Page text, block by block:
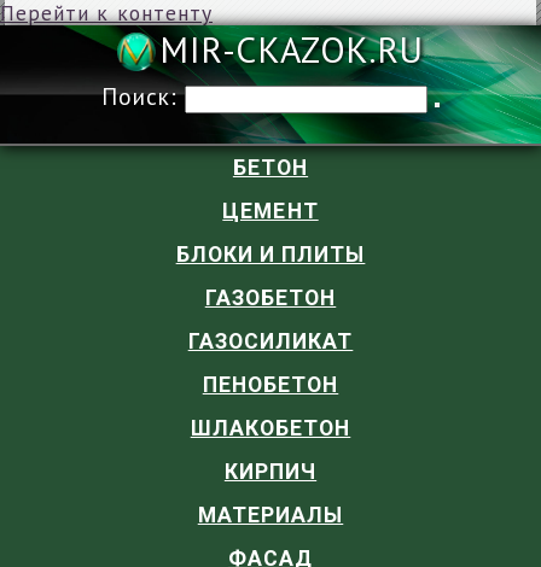
Перейти к контенту
MIR-
Поиск:
БЕТОН
ЦЕМЕНТ
БЛОКИ И ПЛИТЫ
ГАЗОБЕТОН
ГАЗОСИЛИКАТ
ПЕНОБЕТОН
ШЛАКОБЕТОН
КИРПИЧ
МАТЕРИАЛЫ
ФАСАД